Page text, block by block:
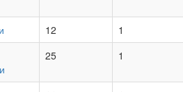
12 1
25 1